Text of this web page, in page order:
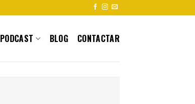
PODCAST BLOG CONTACTAR